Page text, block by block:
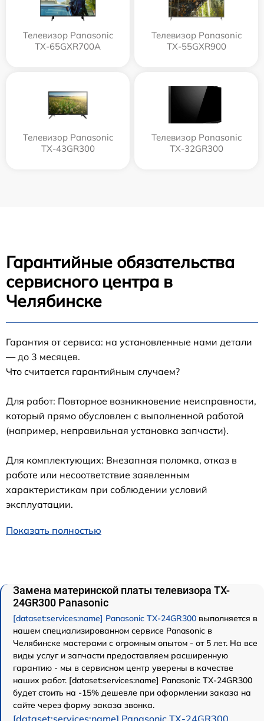
Телевизор Panasonic
TX-65GXR700A
Телевизор Panasonic
TX-55GXR900
Телевизор Panasonic
TX-43GR300
Телевизор Panasonic
TX-32GR300
Гарантийные обязательства
сервисного центра в
Челябинске
Гарантия от сервиса: на установленные нами детали
— до 3 месяцев.
Что считается гарантийным случаем?
Для работ: Повторное возникновение неисправности,
который прямо обусловлен с выполненной работой
(например, неправильная установка запчасти).
Для комплектующих: Внезапная поломка, отказ в
работе или несоответствие заявленным
характеристикам при соблюдении условий
эксплуатации.
Показать полностью
Замена материнской платы телевизора TX-
24GR300 Panasonic
[dataset:services:name] Panasonic TX-24GR300 выполняется в
нашем специализированном сервисе Panasonic в
Челябинске мастерами с огромным опытом - от 5 лет. На все
виды услуг и запчасти предоставляем расширенную
гарантию - мы в сервисном центр уверены в качестве
наших работ. [dataset:services:name] Panasonic TX-24GR300
будет стоить на -15% дешевле при оформлении заказа на
сайте через форму заказа звонка.
[dataset:services:name] Panasonic TX-24GR300